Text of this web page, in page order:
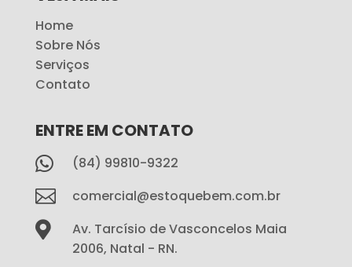
Home
Sobre Nós
Serviços
Contato
ENTRE EM CONTATO
 (84) 99810-9322
 comercial@estoquebem.com.br

Av. Tarcísio de Vasconcelos Maia
2006, Natal - RN.